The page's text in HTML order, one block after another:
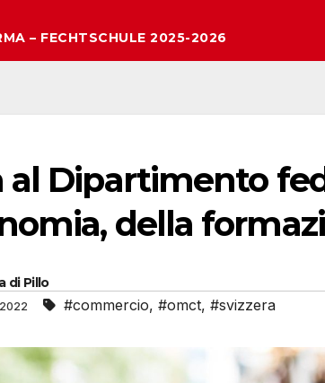
– FECHTSCHULE 2025-2026
al Dipartimento
della
di Pillo
#commercio, #omct, #svizzera